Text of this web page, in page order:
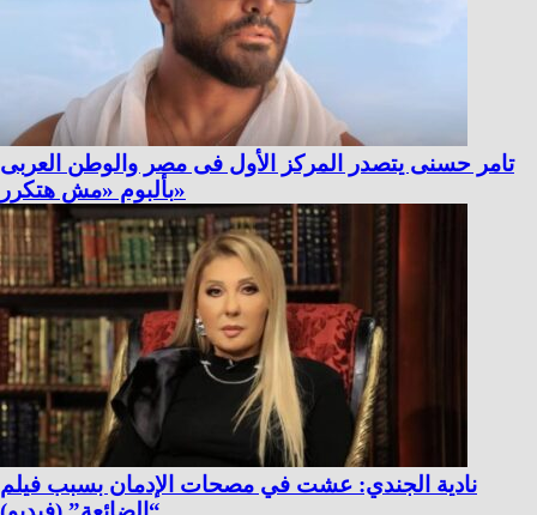
تامر حسنى يتصدر المركز الأول فى مصر والوطن العربى
بألبوم «مش هتكرر»
نادية الجندي: عشت في مصحات الإدمان بسبب فيلم